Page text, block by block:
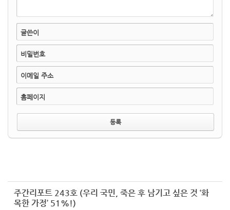
글쓴이
비밀번호
이메일 주소
홈페이지
주간리포트 243호 (우리 국민, 죽은 후 남기고 싶은 것 ‘화
목한 가정’ 51%!)